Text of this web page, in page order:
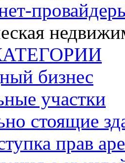
бизнес
участки
стоящие
прав